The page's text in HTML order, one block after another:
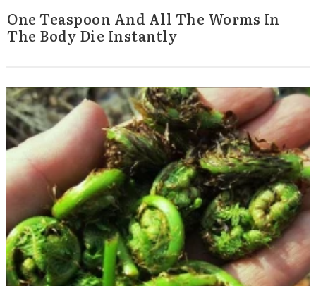
One Teaspoon And All The Worms In
The Body Die Instantly